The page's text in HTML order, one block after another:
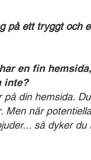
på ett tryggt och
en fin
inte?
din hemsida.
Men när potentiella
så dyker du